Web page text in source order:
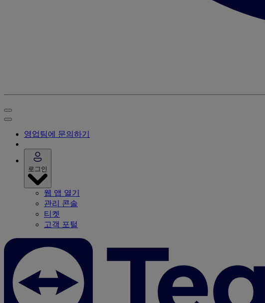
영업팀에 문의하기
로그인
웹 앱 열기
관리 콘솔
티켓
고객 포털